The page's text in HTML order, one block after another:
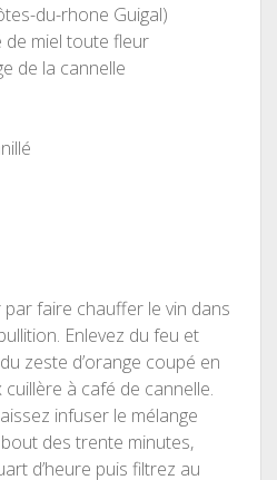
du-rhone Guigal)
de miel toute fleur
de la cannelle
faire chauffer le vin dans
Enlevez du feu et
zeste d’orange coupé en
à café de cannelle.
infuser le mélange
des trente minutes,
d’heure puis filtrez au